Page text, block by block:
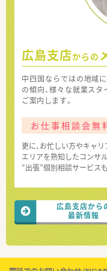
広島支店からの
中四国ならではの地域
の傾向、様々な就業ス
ご案内します。
お仕事相談会無
更に、お忙しい方やキャ
エリアを熟知したコンサ
“出張”個別相談サービス
広島支店から
最新情報